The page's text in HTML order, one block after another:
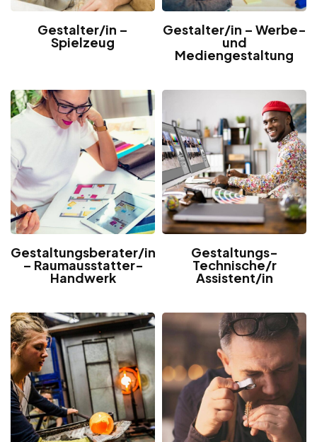
Gestalter/in –
Spielzeug
Gestalter/in – Werbe-
und
Mediengestaltung
Gestaltungsberater/in
– Raumausstatter-
Handwerk
Gestaltungs-
Technische/r
Assistent/in